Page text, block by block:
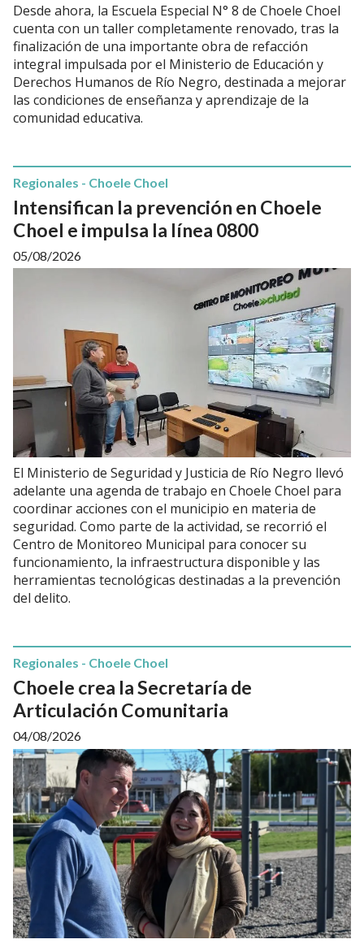
Desde ahora, la Escuela Especial N° 8 de Choele Choel
cuenta con un taller completamente renovado, tras la
finalización de una importante obra de refacción
integral impulsada por el Ministerio de Educación y
Derechos Humanos de Río Negro, destinada a mejorar
las condiciones de enseñanza y aprendizaje de la
comunidad educativa.
Intensifican la prevención en Choele
Choel e impulsa la línea 0800
Regionales - Choele Choel
05/08/2026
El Ministerio de Seguridad y Justicia de Río Negro llevó
adelante una agenda de trabajo en Choele Choel para
coordinar acciones con el municipio en materia de
seguridad. Como parte de la actividad, se recorrió el
Centro de Monitoreo Municipal para conocer su
funcionamiento, la infraestructura disponible y las
herramientas tecnológicas destinadas a la prevención
del delito.
Choele crea la Secretaría de
Articulación Comunitaria
Regionales - Choele Choel
04/08/2026